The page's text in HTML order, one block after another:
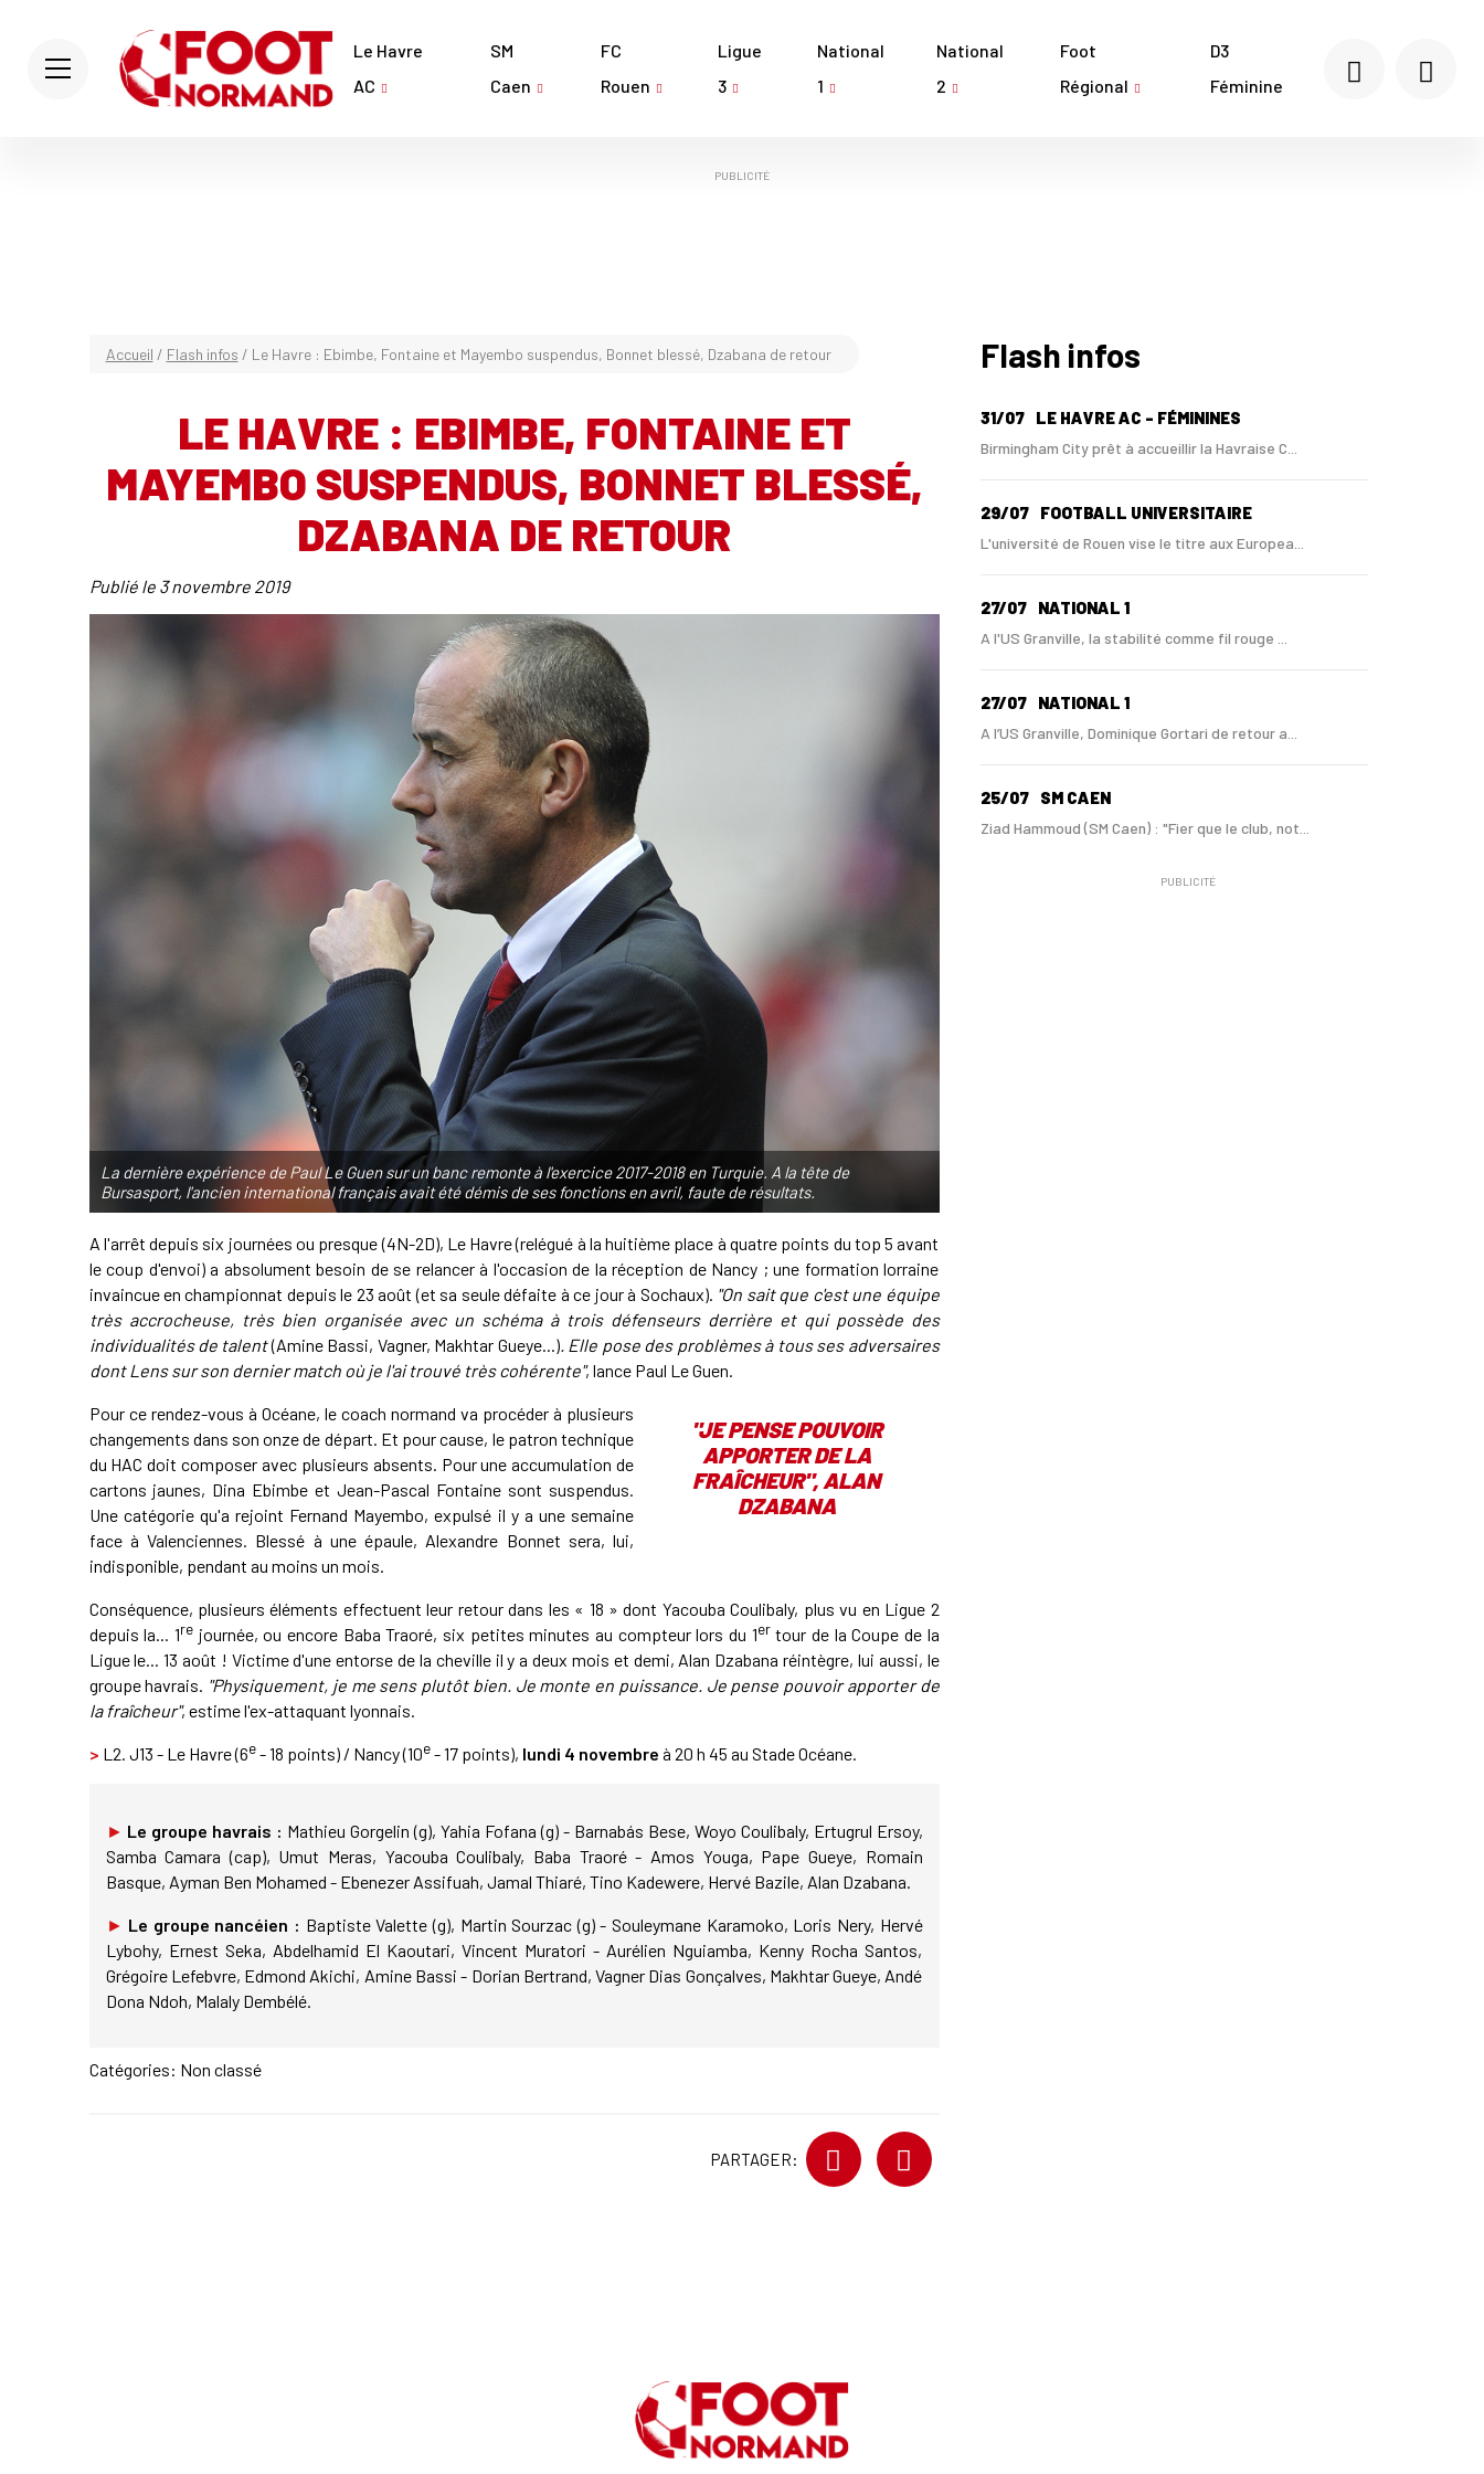
Le Havre
AC
SM
Caen
FC
Rouen
Ligue
3
National
1
National
2
Foot
Régional
D3
Féminine
PUBLICITÉ
Accueil / Flash infos / Le Havre : Ebimbe, Fontaine et Mayembo suspendus, Bonnet blessé, Dzabana de retour
LE HAVRE : EBIMBE, FONTAINE ET
MAYEMBO SUSPENDUS, BONNET BLESSÉ,
DZABANA DE RETOUR
Publié le 3 novembre 2019
La dernière expérience de Paul Le Guen sur un banc remonte à l'exercice 2017-2018 en Turquie. A la tête de
Bursasport, l'ancien international français avait été démis de ses fonctions en avril, faute de résultats.
A l'arrêt depuis six journées ou presque (4N-2D), Le Havre (relégué à la huitième place à quatre points du top 5 avant
le coup d'envoi) a absolument besoin de se relancer à l'occasion de la réception de Nancy ; une formation lorraine
invaincue en championnat depuis le 23 août (et sa seule défaite à ce jour à Sochaux). "On sait que c'est une équipe
très accrocheuse, très bien organisée avec un schéma à trois défenseurs derrière et qui possède des
individualités de talent(Amine Bassi, Vagner, Makhtar Gueye...). Elle pose des problèmes à tous ses adversaires
dont Lens sur son dernier match où je l'ai trouvé très cohérente", lance Paul Le Guen.
"JE PENSE POUVOIR
APPORTER DE LA
FRAÎCHEUR", ALAN
DZABANA
Pour ce rendez-vous à Océane, le coach normand va procéder à plusieurs
changements dans son onze de départ. Et pour cause, le patron technique
du HAC doit composer avec plusieurs absents. Pour une accumulation de
cartons jaunes, Dina Ebimbe et Jean-Pascal Fontaine sont suspendus.
Une catégorie qu'a rejoint Fernand Mayembo, expulsé il y a une semaine
face à Valenciennes. Blessé à une épaule, Alexandre Bonnet sera, lui,
indisponible, pendant au moins un mois.
Conséquence, plusieurs éléments effectuent leur retour dans les « 18 » dont Yacouba Coulibaly, plus vu en Ligue 2
depuis la... 1rejournée, ou encore Baba Traoré, six petites minutes au compteur lors du 1ertour de la Coupe de la
Ligue le... 13 août ! Victime d'une entorse de la cheville il y a deux mois et demi, Alan Dzabana réintègre, lui aussi, le
groupe havrais. "Physiquement, je me sens plutôt bien. Je monte en puissance. Je pense pouvoir apporter de
la fraîcheur", estime l'ex-attaquant lyonnais.
> L2. J13 - Le Havre (6e- 18 points) / Nancy (10e- 17 points), lundi 4 novembre à 20 h 45 au Stade Océane.
► Le groupe havrais : Mathieu Gorgelin (g), Yahia Fofana (g) - Barnabás Bese, Woyo Coulibaly, Ertugrul Ersoy,
Samba Camara (cap), Umut Meras, Yacouba Coulibaly, Baba Traoré - Amos Youga, Pape Gueye, Romain
Basque, Ayman Ben Mohamed - Ebenezer Assifuah, Jamal Thiaré, Tino Kadewere, Hervé Bazile, Alan Dzabana.
► Le groupe nancéien : Baptiste Valette (g), Martin Sourzac (g) - Souleymane Karamoko, Loris Nery, Hervé
Lybohy, Ernest Seka, Abdelhamid El Kaoutari, Vincent Muratori - Aurélien Nguiamba, Kenny Rocha Santos,
Grégoire Lefebvre, Edmond Akichi, Amine Bassi - Dorian Bertrand, Vagner Dias Gonçalves, Makhtar Gueye, Andé
Dona Ndoh, Malaly Dembélé.
Catégories: Non classé
PARTAGER:
Flash infos
31/07 LE HAVRE AC - FÉMININES
Birmingham City prêt à accueillir la Havraise C...
29/07 FOOTBALL UNIVERSITAIRE
L'université de Rouen vise le titre aux Europea...
27/07 NATIONAL 1
A l'US Granville, la stabilité comme fil rouge ...
27/07 NATIONAL 1
A l’US Granville, Dominique Gortari de retour a...
25/07 SM CAEN
Ziad Hammoud (SM Caen) : "Fier que le club, not...
SM CAEN - MERCATO
PUBLICITÉ